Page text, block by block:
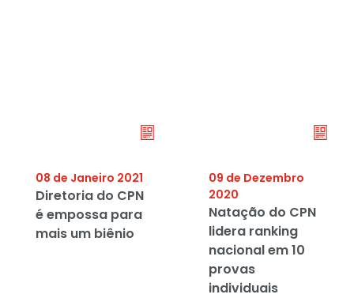
08 de Janeiro 2021
Diretoria do CPN
é empossa para
mais um biênio
09 de Dezembro
2020
Natação do CPN
lidera ranking
nacional em 10
provas
individuais